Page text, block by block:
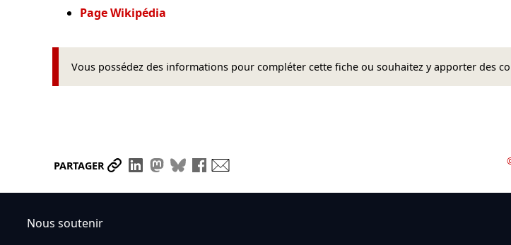
Page Wikipédia
Vous possédez des informations pour compléter cette fiche ou souhaitez y apporter des
PARTAGER Partager le lien
Partager sur LinkedIn
Partager sur Mastodon
Partager sur Bluesky
Partager sur Facebook
Nous soutenir